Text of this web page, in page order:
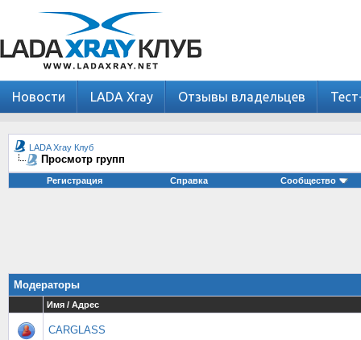
Новости LADA Xray Отзывы владельцев
LADA Xray Клуб
Просмотр групп
Регистрация Справка Сообщество
Модераторы
Имя / Адрес
CARGLASS